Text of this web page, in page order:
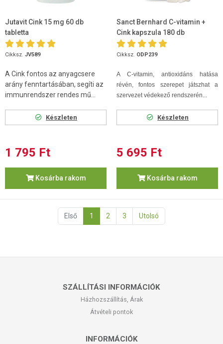
Jutavit Cink 15 mg 60 db
tabletta
Cikksz. JV589
A Cink fontos az anyagcsere
arány fenntartásában, segíti az
immunrendszer rendes mű...
Készleten
1 795 Ft
Kosárba rakom
Sanct Bernhard C-vitamin +
Cink kapszula 180 db
Cikksz. ODP239
A C-vitamin, antioxidáns hatása
révén, fontos szerepet játszhat a
szervezet védekező rendszerén...
Készleten
5 695 Ft
Kosárba rakom
Első 1 2 3 Utolsó
SZÁLLÍTÁSI INFORMÁCIÓK
Házhozszállítás, Árak
Átvételi pontok
INFORMÁCIÓK